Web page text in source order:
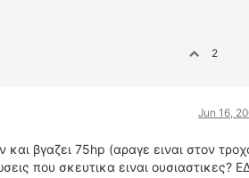
2
Jun 16,
βγαζει 75hp (αραγε ειναι στον
που σκευτικα ειναι ουσιαστικες?